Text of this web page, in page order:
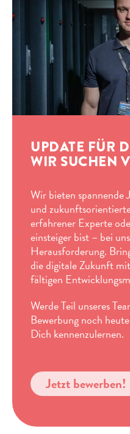
UPDATE FÜR
WIR SUCHEN
Wir bieten spannende
und
erfahrener Experte
einsteiger bist – bei
Heraus­forderung.
die digitale Zukunft
fältigen
Werde Teil unseres
Bewerbung noch
Dich kennenzulernen.
Jetzt bewerben!